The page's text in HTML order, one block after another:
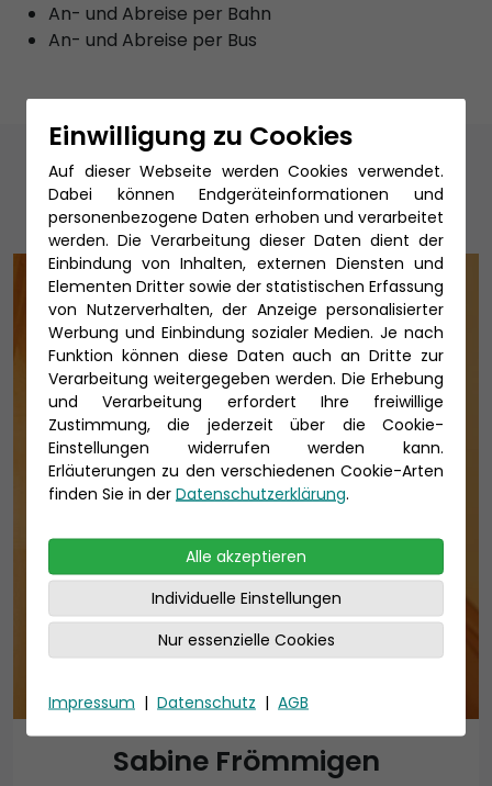
An- und Abreise per Bahn
An- und Abreise per Bus
Unsere Reiseexperten
Sabine Frömmigen
Einwilligung zu Cookies
Auf dieser Webseite werden Cookies verwendet.
Dabei können Endgeräteinformationen und
personenbezogene Daten erhoben und verarbeitet
werden. Die Verarbeitung dieser Daten dient der
Einbindung von Inhalten, externen Diensten und
Elementen Dritter sowie der statistischen Erfassung
von Nutzerverhalten, der Anzeige personalisierter
Werbung und Einbindung sozialer Medien. Je nach
Funktion können diese Daten auch an Dritte zur
Verarbeitung weitergegeben werden. Die Erhebung
und Verarbeitung erfordert Ihre freiwillige
Zustimmung, die jederzeit über die Cookie-
Einstellungen widerrufen werden kann.
Erläuterungen zu den verschiedenen Cookie-Arten
finden Sie in der Datenschutzerklärung.
Alle akzeptieren
Individuelle Einstellungen
Nur essenzielle Cookies
Impressum | Datenschutz | AGB